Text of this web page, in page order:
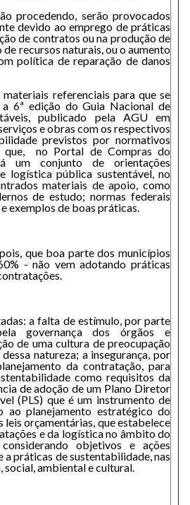
serão provocados
devido ao emprego de práticas
de contratos ou na produção de
recursos naturais, ou o aumento
política de reparação de danos
referenciais para que se
6ª edição do Guia Nacional de
publicado pela AGU em
e obras com os respectivos
previstos por normativos
que, no Portal de Compras do
um conjunto de orientações
logística pública sustentável, no
materiais de apoio, como
de estudo; normas federais
exemplos de boas práticas.
que boa parte dos municípios
- não vem adotando práticas
a falta de estímulo, por parte
governança dos órgãos e
de uma cultura de preocupação
natureza; a insegurança, por
da contratação, para
como requisitos da
de adoção de um Plano Diretor
(PLS) que é um instrumento de
ao planejamento estratégico do
leis orçamentárias, que estabelece
e da logística no âmbito do
objetivos e ações
práticas de sustentabilidade, nas
social, ambiental e cultural.